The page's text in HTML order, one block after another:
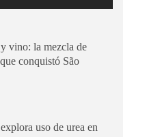
vino: la mezcla de
conquistó São
uso de urea en